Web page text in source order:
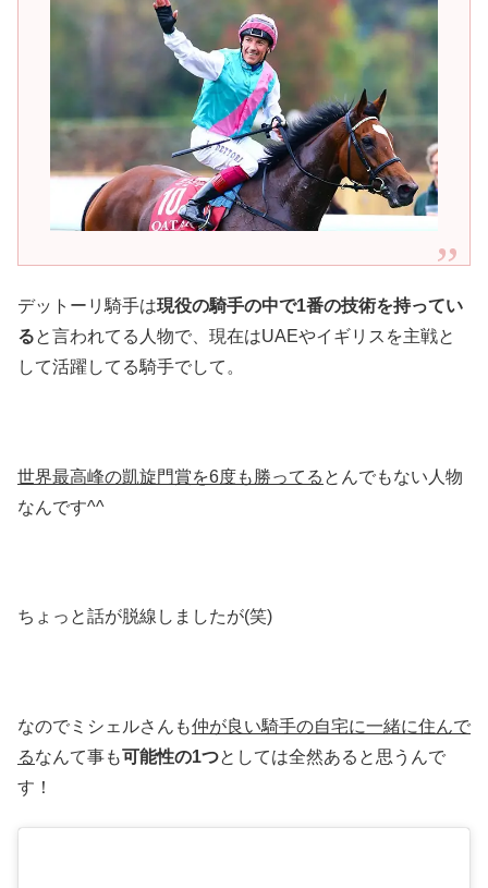
デットーリ騎手は現役の騎手の中で1番の技術を持ってい
ると言われてる人物で、現在はUAEやイギリスを主戦と
して活躍してる騎手でして。
世界最高峰の凱旋門賞を6度も勝ってる とんでもない人物
なんです^^
ちょっと話が脱線しましたが(笑)
なのでミシェルさんも仲が良い騎手の自宅に一緒に住んで
るなんて事も可能性の1つとしては全然あると思うんで
す！